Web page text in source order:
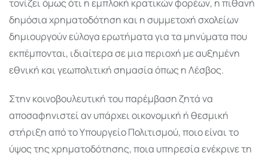
τονίζει όμως ότι η εμπλοκή κρατικών φορέων, η πιθανή
δημόσια χρηματοδότηση και η συμμετοχή σχολείων
δημιουργούν εύλογα ερωτήματα για τα μηνύματα που
εκπέμπονται, ιδιαίτερα σε μια περιοχή με αυξημένη
εθνική και γεωπολιτική σημασία όπως η Λέσβος.
Στην κοινοβουλευτική του παρέμβαση ζητά να
αποσαφηνιστεί αν υπάρχει οικονομική ή θεσμική
στήριξη από το Υπουργείο Πολιτισμού, ποιο είναι το
ύψος της χρηματοδότησης, ποια υπηρεσία ενέκρινε τη